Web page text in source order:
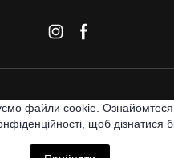
GLENGLASS.COM.UA
2017-2026
файли cookie.
щоб дізнатися